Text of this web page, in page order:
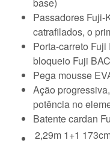
base)
Passadores Fuji-
catrafilados, o
Porta-carreto
bloqueio Fuji
Pega mousse
Ação
potência no
Batente cardan
2,29m 1+1